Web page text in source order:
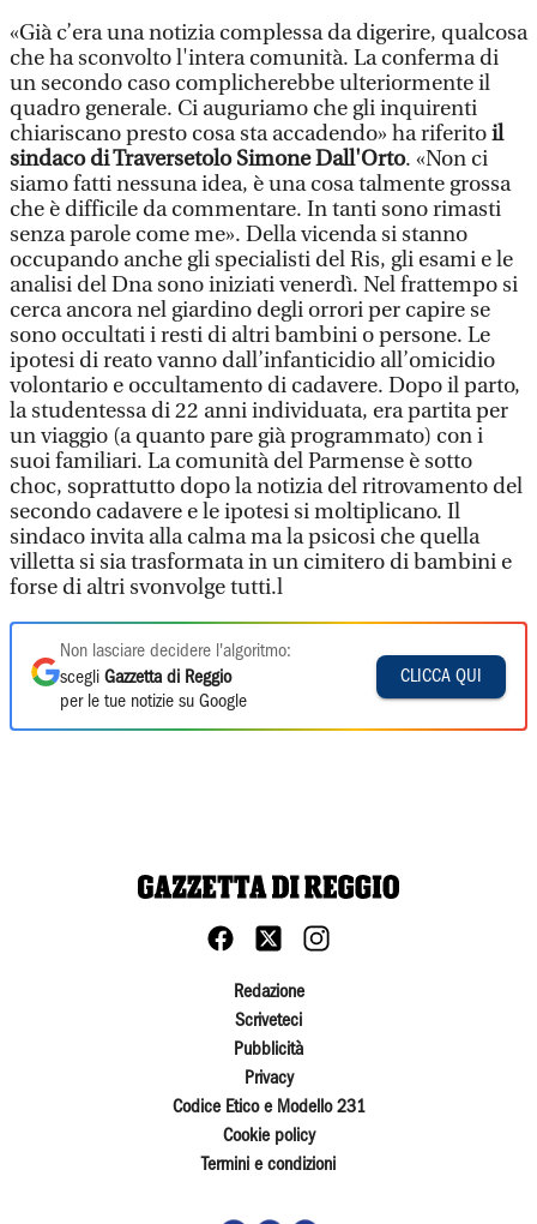
«Già c’era una notizia complessa da digerire, qualcosa
che ha sconvolto l'intera comunità. La conferma di
un secondo caso complicherebbe ulteriormente il
quadro generale. Ci auguriamo che gli inquirenti
chiariscano presto cosa sta accadendo» ha riferitoil
sindaco di Traversetolo Simone Dall'Orto. «Non ci
siamo fatti nessuna idea, è una cosa talmente grossa
che è difficile da commentare. In tanti sono rimasti
senza parole come me». Della vicenda si stanno
occupando anche gli specialisti del Ris, gli esami e le
analisi del Dna sono iniziati venerdì. Nel frattempo si
cerca ancora nel giardino degli orrori per capire se
sono occultati i resti di altri bambini o persone. Le
ipotesi di reato vanno dall’infanticidio all’omicidio
volontario e occultamento di cadavere. Dopo il parto,
la studentessa di 22 anni individuata, era partita per
un viaggio (a quanto pare già programmato) con i
suoi familiari. La comunità del Parmense è sotto
choc, soprattutto dopo la notizia del ritrovamento del
secondo cadavere e le ipotesi si moltiplicano. Il
sindaco invita alla calma ma la psicosi che quella
villetta si sia trasformata in un cimitero di bambini e
forse di altri svonvolge tutti.l
Non lasciare decidere l'algoritmo:
scegli Gazzetta di Reggio
per le tue notizie su Google
CLICCA QUI
Redazione
Scriveteci
Pubblicità
Privacy
Codice Etico e Modello 231
Cookie policy
Termini e condizioni